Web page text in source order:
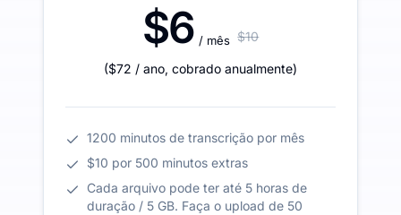
$6 / mês $10
($72 / ano, cobrado anualmente)
1200 minutos de transcrição por mês
$10 por 500 minutos extras
Cada arquivo pode ter até 5 horas de
duração / 5 GB. Faça o upload de 50